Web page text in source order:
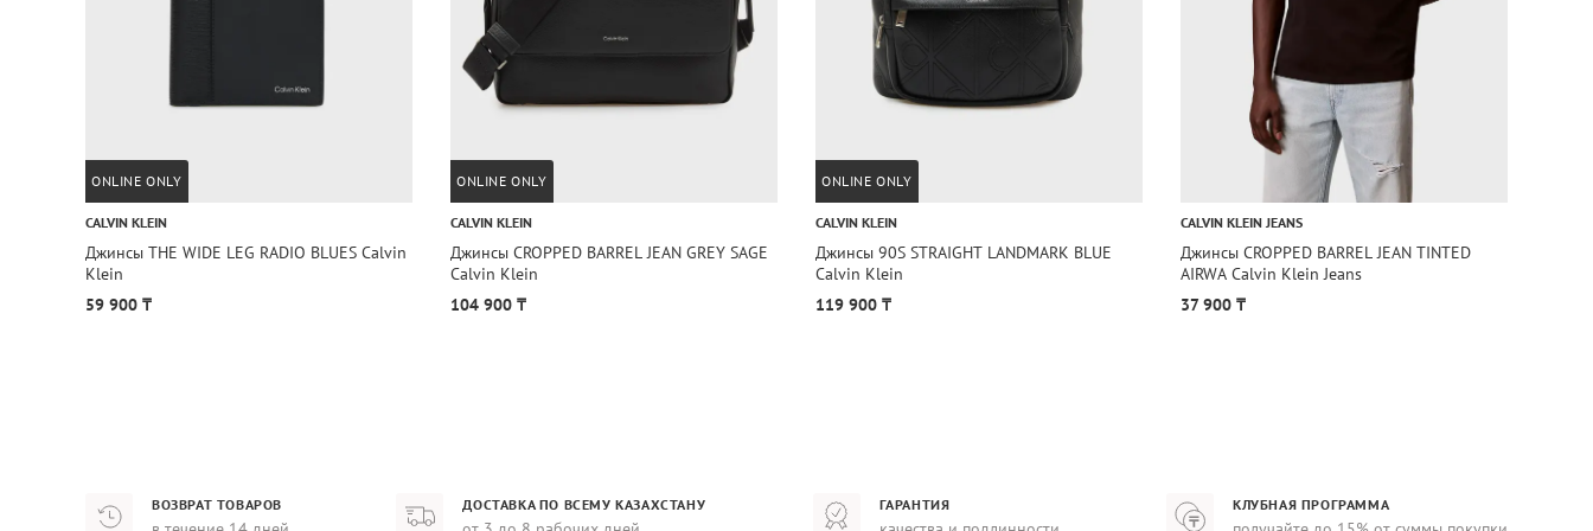
ONLINE ONLY
CALVIN KLEIN
Джинсы THE WIDE LEG RADIO BLUES Calvin
Klein
59 900 ₸
ONLINE ONLY
CALVIN KLEIN
Джинсы CROPPED BARREL JEAN GREY SAGE
Calvin Klein
104 900 ₸
ONLINE ONLY
CALVIN KLEIN
Джинсы 90S STRAIGHT LANDMARK BLUE
Calvin Klein
119 900 ₸
CALVIN KLEIN JEANS
Джинсы CROPPED BARREL JEAN TINTED
AIRWA Calvin Klein Jeans
37 900 ₸
ВОЗВРАТ ТОВАРОВ ДОСТАВКА ПО ВСЕМУ КАЗАХСТАНУ ГАРАНТИЯ КЛУБНАЯ ПРОГРАММА